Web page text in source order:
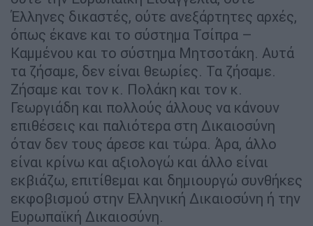
Έλληνες δικαστές, ούτε ανεξάρτητες αρχές,
όπως έκανε και το σύστημα Τσίπρα –
Καμμένου και το σύστημα Μητσοτάκη. Αυτά
τα ζήσαμε, δεν είναι θεωρίες. Τα ζήσαμε.
Ζήσαμε και τον κ. Πολάκη και τον κ.
Γεωργιάδη και πολλούς άλλους να κάνουν
επιθέσεις και παλιότερα στη Δικαιοσύνη
όταν δεν τους άρεσε και τώρα. Άρα, άλλο
είναι κρίνω και αξιολογώ και άλλο είναι
εκβιάζω, επιτίθεμαι και δημιουργώ συνθήκες
εκφοβισμού στην Ελληνική Δικαιοσύνη ή την
Ευρωπαϊκή Δικαιοσύνη.